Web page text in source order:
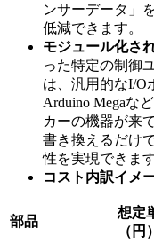
ンサーデータ」
低減できます。
モジュール化さ
った特定の制御
は、汎用的なI/O
Arduino Megaな
カーの機器が来
書き換えるだけ
性を実現できます
コスト内訳イメ
部品
想定
（円）